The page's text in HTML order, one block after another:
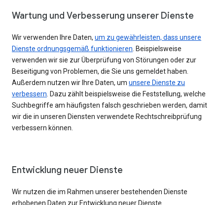
Wartung und Verbesserung unserer Dienste
Wir verwenden Ihre Daten, um zu gewährleisten, dass unsere
Dienste ordnungsgemäß funktionieren . Beispielsweise
verwenden wir sie zur Überprüfung von Störungen oder zur
Beseitigung von Problemen, die Sie uns gemeldet haben.
Außerdem nutzen wir Ihre Daten, um unsere Dienste zu
verbessern . Dazu zählt beispielsweise die Feststellung, welche
Suchbegriffe am häufigsten falsch geschrieben werden, damit
wir die in unseren Diensten verwendete Rechtschreibprüfung
verbessern können.
Entwicklung neuer Dienste
Wir nutzen die im Rahmen unserer bestehenden Dienste
erhobenen Daten zur Entwicklung neuer Dienste.